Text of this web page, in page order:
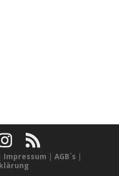
Impressum | AGB´s |